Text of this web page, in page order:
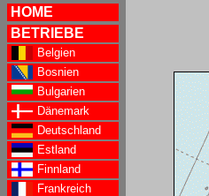
HOME
BETRIEBE
Belgien
Bosnien
Bulgarien
Dänemark
Deutschland
Estland
Finnland
Frankreich